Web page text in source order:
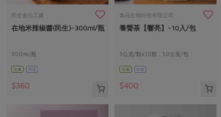
民生食品工廠
在地米辣椒醬(民生)-300ml/瓶
300ml/瓶
全素 常溫
$360
集品生物科技有限公司
養聲茶【響亮】-10入/包
5公克/顆x10顆，50公克/包
全素 常溫
$400